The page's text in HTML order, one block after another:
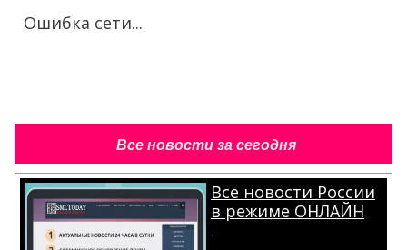
Ошибка сети...
Все новости за сегодня
Все новости России
в режиме ОНЛАЙН
.